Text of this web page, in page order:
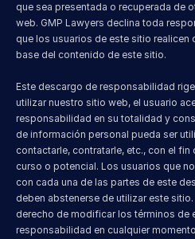
que sea presentada o recuperada de
web. GMP Lawyers declina toda
que los usuarios de este sitio realicen
base del contenido de este sitio.
Este descargo de responsabilidad
utilizar nuestro sitio web, el usuario
responsabilidad en su totalidad y
de información personal pueda ser
contactarle, contratarle, etc., con el fin
curso o potencial. Los usuarios que
con cada una de las partes de este
deben abstenerse de utilizar este
derecho de modificar los términos de
responsabilidad en cualquier